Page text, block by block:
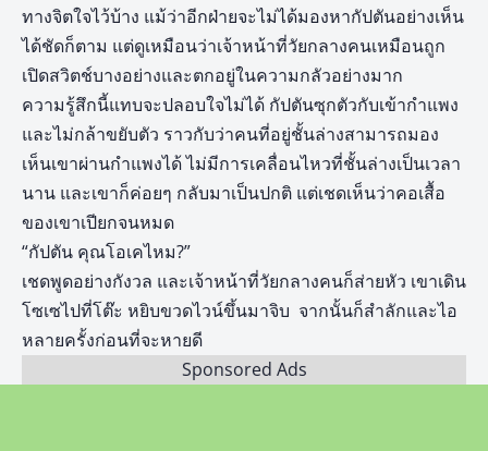
ทางจิตใจไว้บ้าง แม้ว่าอีกฝ่ายจะไม่ได้มองหากัปตันอย่างเห็น
ได้ชัดก็ตาม แต่ดูเหมือนว่าเจ้าหน้าที่วัยกลางคนเหมือนถูก
เปิดสวิตช์บางอย่างและตกอยู่ในความกลัวอย่างมาก
ความรู้สึกนี้แทบจะปลอบใจไม่ได้ กัปตันซุกตัวกับเข้ากำแพง
และไม่กล้าขยับตัว ราวกับว่าคนที่อยู่ชั้นล่างสามารถมอง
เห็นเขาผ่านกำแพงได้ ไม่มีการเคลื่อนไหวที่ชั้นล่างเป็นเวลา
นาน และเขาก็ค่อยๆ กลับมาเป็นปกติ แต่เชดเห็นว่าคอเสื้อ
ของเขาเปียกจนหมด
“กัปตัน คุณโอเคไหม?”
เชดพูดอย่างกังวล และเจ้าหน้าที่วัยกลางคนก็ส่ายหัว เขาเดิน
โซเซไปที่โต๊ะ หยิบขวดไวน์ขึ้นมาจิบ จากนั้นก็สำลักและไอ
หลายครั้งก่อนที่จะหายดี
Sponsored Ads